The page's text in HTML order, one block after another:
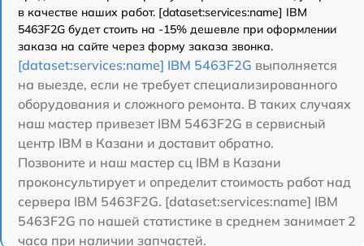
в качестве наших работ. [dataset:services:name] IBM
5463F2G будет стоить на -15% дешевле при оформлении
заказа на сайте через форму заказа звонка.
[dataset:services:name] IBM 5463F2G выполняется
на выезде, если не требует специализированного
оборудования и сложного ремонта. В таких случаях
наш мастер привезет IBM 5463F2G в сервисный
центр IBM в Казани и доставит обратно.
Позвоните и наш мастер сц IBM в Казани
проконсультирует и определит стоимость работ над
сервера IBM 5463F2G. [dataset:services:name] IBM
5463F2G по нашей статистике в среднем занимает 2
часа при наличии запчастей.